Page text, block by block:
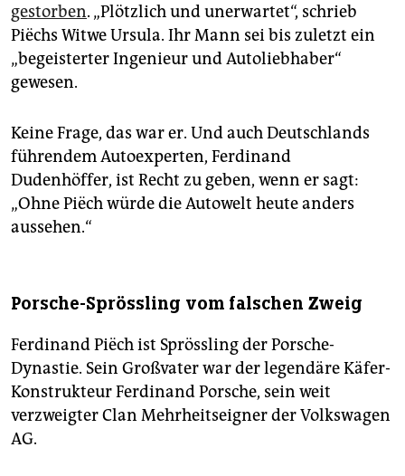
gestorben. „Plötzlich und unerwartet“, schrieb
Piëchs Witwe Ursula. Ihr Mann sei bis zuletzt ein
„begeisterter Ingenieur und Autoliebhaber“
gewesen.
Keine Frage, das war er. Und auch Deutschlands
führendem Autoexperten, Ferdinand
Dudenhöffer, ist Recht zu geben, wenn er sagt:
„Ohne Piëch würde die Autowelt heute anders
aussehen.“
Porsche-Sprössling vom falschen Zweig
Ferdinand Piëch ist Sprössling der Porsche-
Dynastie. Sein Großvater war der legendäre Käfer-
Konstrukteur Ferdinand Porsche, sein weit
verzweigter Clan Mehrheitseigner der Volkswagen
AG.